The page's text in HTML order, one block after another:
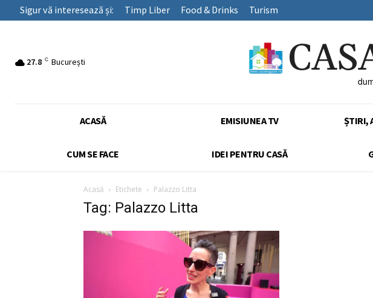
Sigur vă interesează și: Timp Liber Food & Drinks Turism
27.8 C București
ACASĂ EMISIUNEA TV ȘTIRI,
CUM SE FACE IDEI PENTRU CASĂ
Acasă Etichete Palazzo Litta
Tag: Palazzo Litta